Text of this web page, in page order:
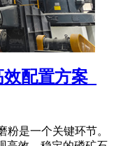
配置方案_
是一个关键环节。